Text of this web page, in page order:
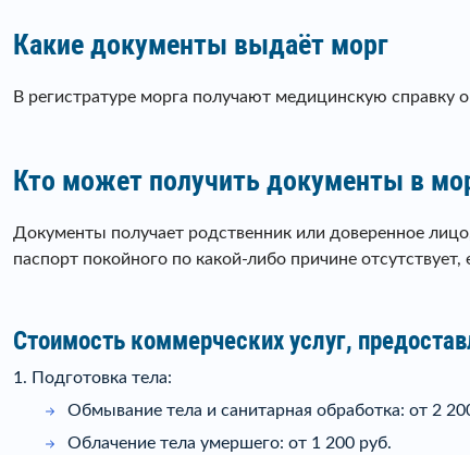
Какие документы выдаёт морг
В регистратуре морга получают медицинскую справку
Кто может получить документы в
Документы получает родственник или доверенное
паспорт покойного по какой-либо причине
Стоимость коммерческих услуг,
1. Подготовка тела:
Обмывание тела и санитарная обработка: от 2
Облачение тела умершего: от 1 200 руб.